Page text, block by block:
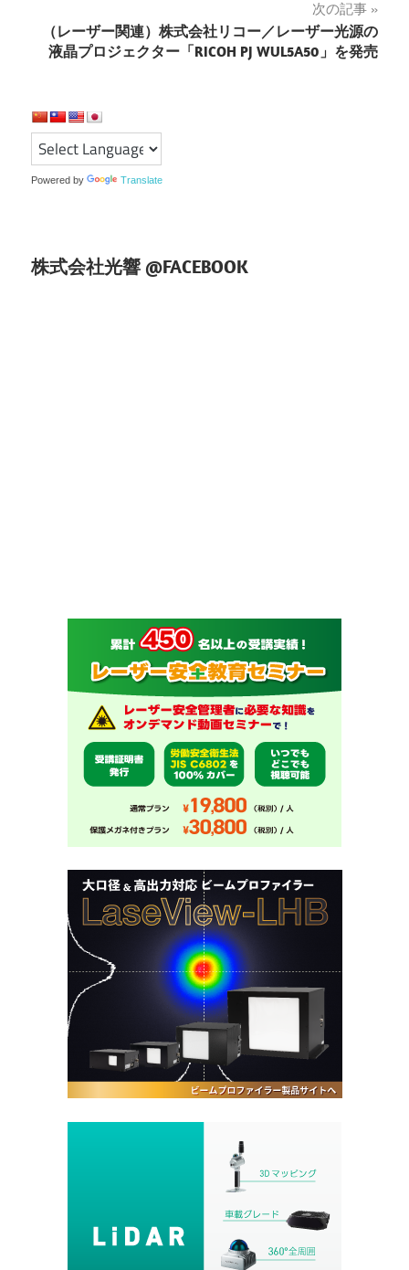
ビ
ゲ
シ
ョ
次の記事
（レーザー関連）株式会社リコー／レーザー光源の
液晶プロジェクター「RICOH PJ WUL5A50」を発売
Powered by Translate
株式会社光響 @FACEBOOK